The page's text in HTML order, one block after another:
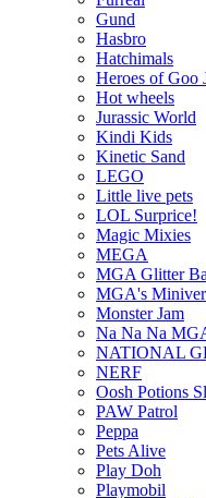
Gund
Hasbro
Hatchimals
Heroes of Goo
Hot wheels
Jurassic World
Kindi Kids
Kinetic Sand
LEGO
Little live pets
LOL Surprice!
Magic Mixies
MEGA
MGA Glitter
MGA's
Monster Jam
Na Na Na
NATIONAL
NERF
Oosh Potions
PAW Patrol
Peppa
Pets Alive
Play Doh
Playmobil